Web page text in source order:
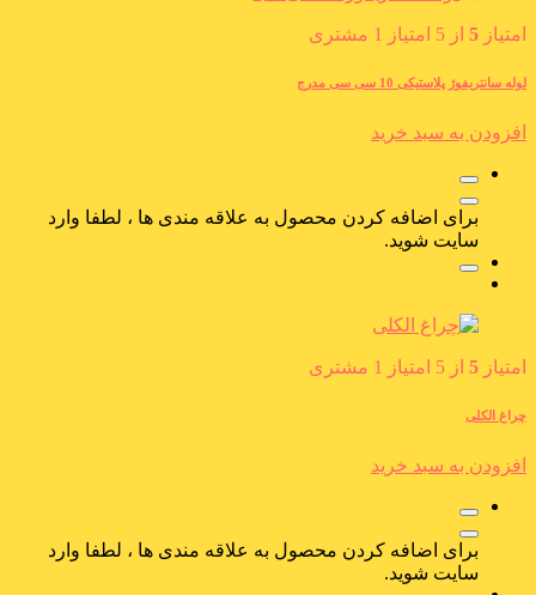
امتیاز 5 از 5 امتیاز 1 مشتری
لوله سانتریفوژ پلاستیکی 10 سی سی مدرج
افزودن به سبد خرید
برای اضافه کردن محصول به علاقه مندی ها ، لطفا وارد
سایت شوید.
امتیاز 5 از 5 امتیاز 1 مشتری
چراغ الکلی
افزودن به سبد خرید
برای اضافه کردن محصول به علاقه مندی ها ، لطفا وارد
سایت شوید.